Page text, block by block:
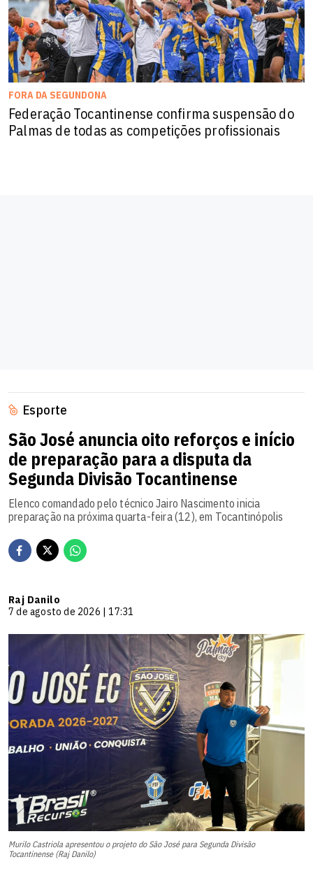
FORA DA SEGUNDONA
Federação Tocantinense confirma suspensão do
Palmas de todas as competições profissionais
Esporte
São José anuncia oito reforços e início
de preparação para a disputa da
Segunda Divisão Tocantinense
Elenco comandado pelo técnico Jairo Nascimento inicia
preparação na próxima quarta-feira (12), em Tocantinópolis
Raj Danilo
7 de agosto de 2026 | 17:31
Murilo Castriola apresentou o projeto do São José para Segunda Divisão
Tocantinense (Raj Danilo)